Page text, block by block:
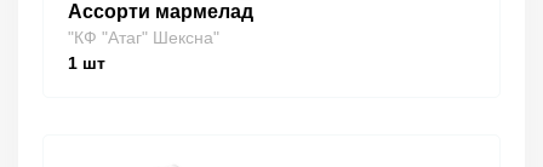
Ассорти мармелад
"КФ "Атаг" Шексна"
1 шт